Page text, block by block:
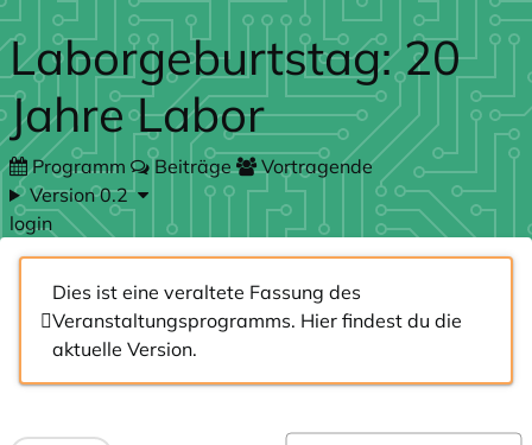
Zum Hauptteil springen
Laborgeburtstag: 20
Jahre Labor
Programm Beiträge
Vortragende
Version 0.2
login
Dies ist eine veraltete Fassung des
Veranstaltungsprogramms. Hier findest du die
aktuelle Version.